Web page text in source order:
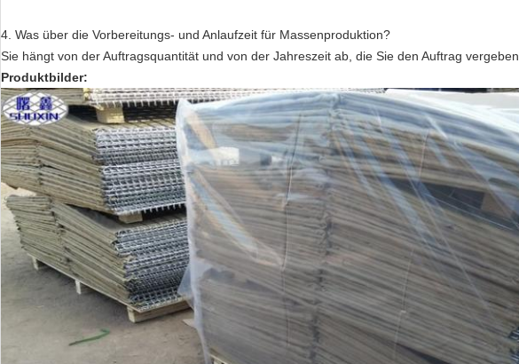
4. Was über die Vorbereitungs- und Anlaufzeit für Massenproduktion?
Sie hängt von der Auftragsquantität und von der Jahreszeit ab, die Sie den Auftrag vergeben
Produktbilder: